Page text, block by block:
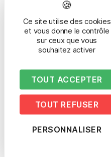
Ce site utilise des cookies
et vous donne le contrôle
sur ceux que vous
souhaitez activer
TOUT ACCEPTER
TOUT REFUSER
PERSONNALISER